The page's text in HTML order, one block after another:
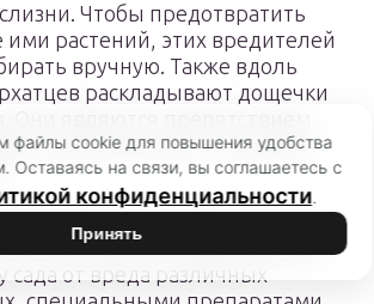
Чтобы предотвратить
ими растений, этих вредителей
вручную. Также вдоль
раскладывают дощечки
и улиток на пути к листьям
по защите от них
ранней весной. Когда проводят
сада от вреда различных
файлы cookie для повышения удобства
Оставаясь на связи, вы соглашаетесь с
конфиденциальности.
Принять